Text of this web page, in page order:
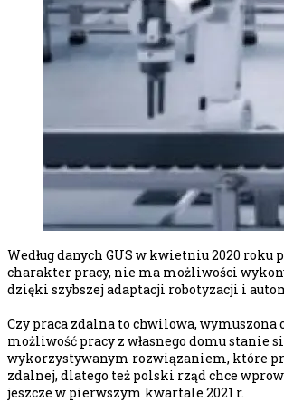
Według danych GUS w kwietniu 2020 roku
charakter pracy, nie ma możliwości
dzięki szybszej adaptacji robotyzacji i
Czy praca zdalna to chwilowa,
możliwość pracy z własnego domu stanie
wykorzystywanym rozwiązaniem, które
zdalnej, dlatego też polski rząd chce
jeszcze w pierwszym kwartale 2021 r.